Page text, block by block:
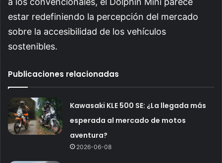
estar redefiniendo la percepción del mercado
sobre la accesibilidad de los vehículos
sostenibles.
Publicaciones relacionadas
Kawasaki KLE 500 SE: ¿La llegada más
esperada al mercado de motos
aventura?
2026-06-08